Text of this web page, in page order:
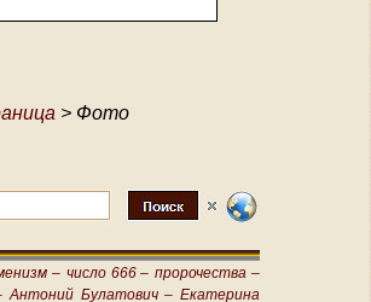
> Фото
– число 666 – пророчества –
Антоний Булатович – Екатерина